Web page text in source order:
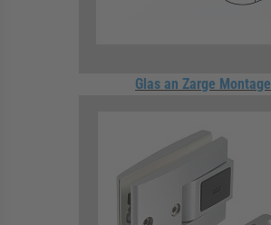
Glas an Zarge Montage